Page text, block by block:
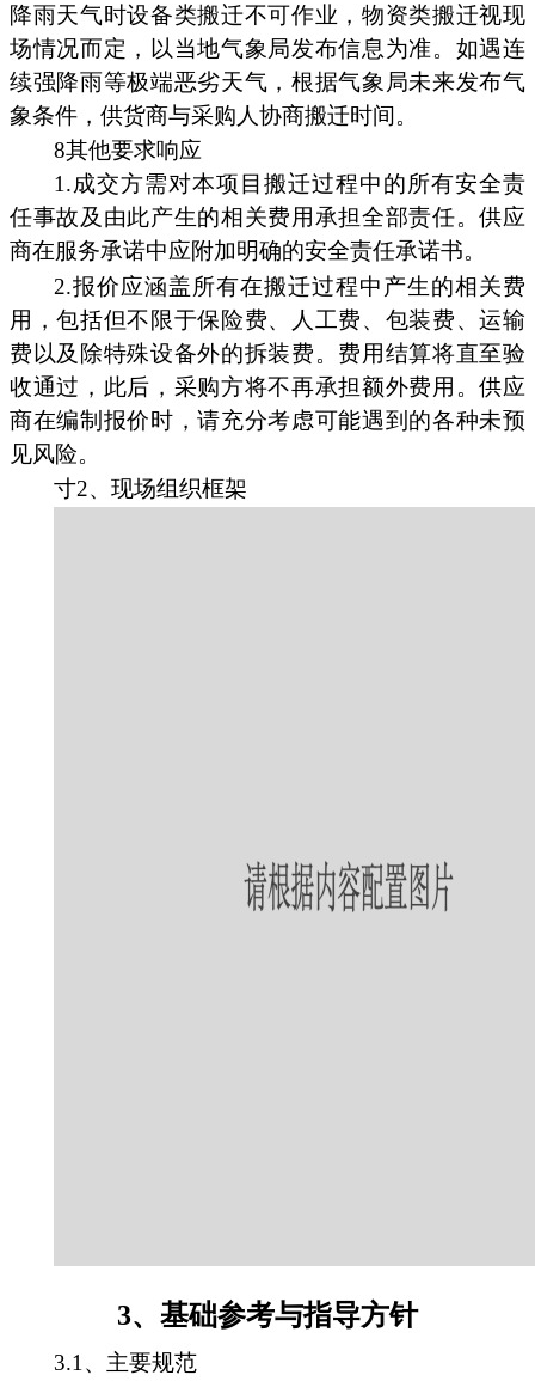
降雨天气时设备类搬迁不可作业，物资类搬迁视现
场情况而定，以当地气象局发布信息为准。如遇连
续强降雨等极端恶劣天气，根据气象局未来发布气
象条件，供货商与采购人协商搬迁时间。
8其他要求响应
1.成交方需对本项目搬迁过程中的所有安全责
任事故及由此产生的相关费用承担全部责任。供应
商在服务承诺中应附加明确的安全责任承诺书。
2.报价应涵盖所有在搬迁过程中产生的相关费
用，包括但不限于保险费、人工费、包装费、运输
费以及除特殊设备外的拆装费。费用结算将直至验
收通过，此后，采购方将不再承担额外费用。供应
商在编制报价时，请充分考虑可能遇到的各种未预
见风险。
寸2、现场组织框架
3、基础参考与指导方针
3.1、主要规范